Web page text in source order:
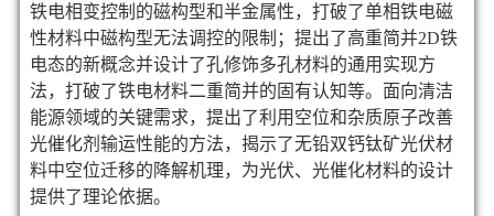
铁电相变控制的磁构型和半金属性，打破了单相铁电磁
性材料中磁构型无法调控的限制；提出了高重简并2D铁
电态的新概念并设计了孔修饰多孔材料的通用实现方
法，打破了铁电材料二重简并的固有认知等。面向清洁
能源领域的关键需求，提出了利用空位和杂质原子改善
光催化剂输运性能的方法，揭示了无铅双钙钛矿光伏材
料中空位迁移的降解机理，为光伏、光催化材料的设计
提供了理论依据。